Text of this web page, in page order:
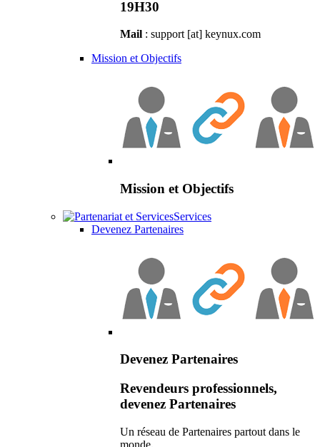
19H30
Mail : support [at] keynux.com
Mission et Objectifs
Mission et Objectifs
Services
Devenez Partenaires
Devenez Partenaires
Revendeurs professionnels,
devenez Partenaires
Un réseau de Partenaires partout dans le
monde.